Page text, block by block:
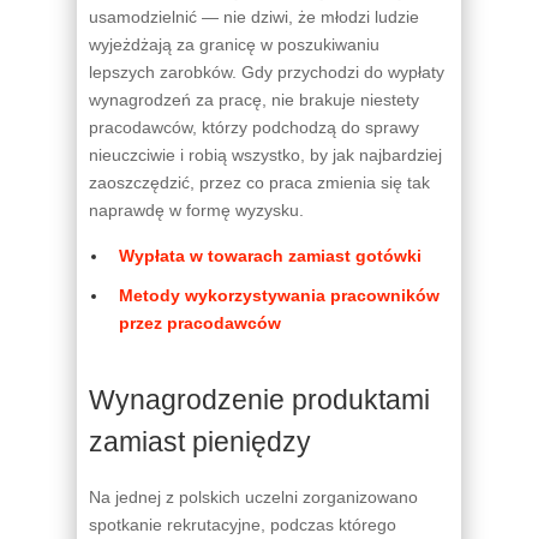
usamodzielnić — nie dziwi, że młodzi ludzie
wyjeżdżają za granicę w poszukiwaniu
lepszych zarobków. Gdy przychodzi do wypłaty
wynagrodzeń za pracę, nie brakuje niestety
pracodawców, którzy podchodzą do sprawy
nieuczciwie i robią wszystko, by jak najbardziej
zaoszczędzić, przez co praca zmienia się tak
naprawdę w formę wyzysku.
Wypłata w towarach zamiast gotówki
Metody wykorzystywania pracowników
przez pracodawców
Wynagrodzenie produktami
zamiast pieniędzy
Na jednej z polskich uczelni zorganizowano
spotkanie rekrutacyjne, podczas którego